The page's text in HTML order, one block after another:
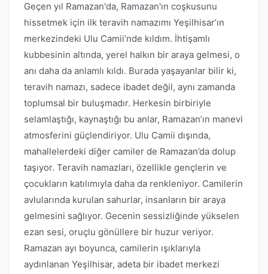
Geçen yıl Ramazan'da, Ramazan'ın coşkusunu
hissetmek için ilk teravih namazımı Yeşilhisar’ın
merkezindeki Ulu Camii’nde kıldım. İhtişamlı
kubbesinin altında, yerel halkın bir araya gelmesi, o
anı daha da anlamlı kıldı. Burada yaşayanlar bilir ki,
teravih namazı, sadece ibadet değil, aynı zamanda
toplumsal bir buluşmadır. Herkesin birbiriyle
selamlaştığı, kaynaştığı bu anlar, Ramazan’ın manevi
atmosferini güçlendiriyor. Ulu Camii dışında,
mahallelerdeki diğer camiler de Ramazan’da dolup
taşıyor. Teravih namazları, özellikle gençlerin ve
çocukların katılımıyla daha da renkleniyor. Camilerin
avlularında kurulan sahurlar, insanların bir araya
gelmesini sağlıyor. Gecenin sessizliğinde yükselen
ezan sesi, oruçlu gönüllere bir huzur veriyor.
Ramazan ayı boyunca, camilerin ışıklarıyla
aydınlanan Yeşilhisar, adeta bir ibadet merkezi